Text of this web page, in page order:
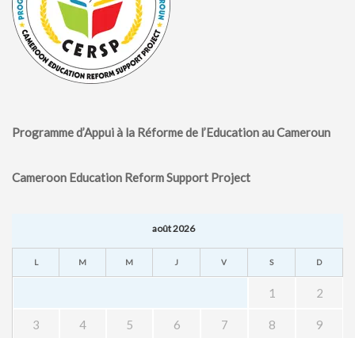
Programme d’Appui à la Réforme de l’Education au Cameroun
Cameroon Education Reform Support Project
août 2026
L M M J V S D
1 2
3 4 5 6 7 8 9